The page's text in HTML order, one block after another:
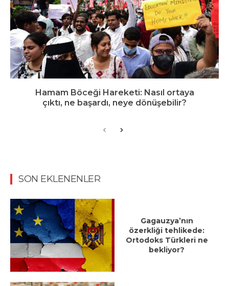
Hamam Böceği Hareketi: Nasıl ortaya
çıktı, ne başardı, neye dönüşebilir?
SON EKLENENLER
Gagauzya’nın
özerkliği tehlikede:
Ortodoks Türkleri ne
bekliyor?